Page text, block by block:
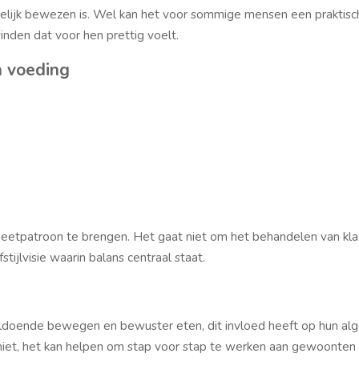
bewezen is. Wel kan het voor sommige mensen een
dat voor hen prettig voelt.
voeding
te brengen. Het gaat niet om het behandelen van
waarin balans centraal staat.
bewegen en bewuster eten, dit invloed heeft op hun
het kan helpen om stap voor stap te werken aan